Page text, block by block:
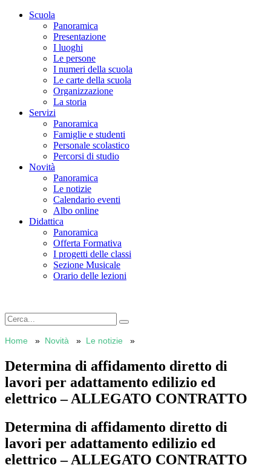
Scuola
Panoramica
Presentazione
I luoghi
Le persone
I numeri della scuola
Le carte della scuola
Organizzazione
La storia
Servizi
Panoramica
Famiglie e studenti
Personale scolastico
Percorsi di studio
Novità
Panoramica
Le notizie
Calendario eventi
Albo online
Didattica
Panoramica
Offerta Formativa
I progetti delle classi
Sezione Musicale
Orario delle lezioni
Home Novità Le notizie
Determina di affidamento diretto di
lavori per adattamento edilizio ed
elettrico – ALLEGATO CONTRATTO
Determina di affidamento diretto di
lavori per adattamento edilizio ed
elettrico – ALLEGATO CONTRATTO